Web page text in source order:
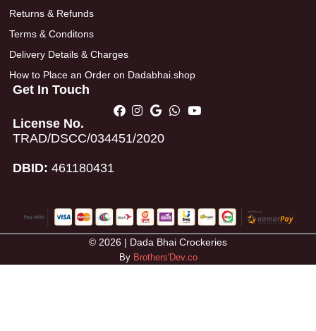
Returns & Refunds
Terms & Conditons
Delivery Details & Charges
How to Place an Order on Dadabhai.shop
Get In Touch
License No.
TRAD/DSCC/034451/2020
DBID: 461180431
© 2026 | Dada Bhai Crockeries
By Brothers'Dev.co